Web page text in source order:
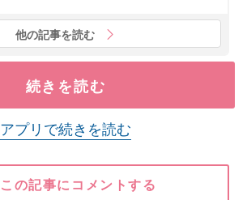
他の記事を読む
続きを読む
アプリで続きを読む
この記事にコメントする